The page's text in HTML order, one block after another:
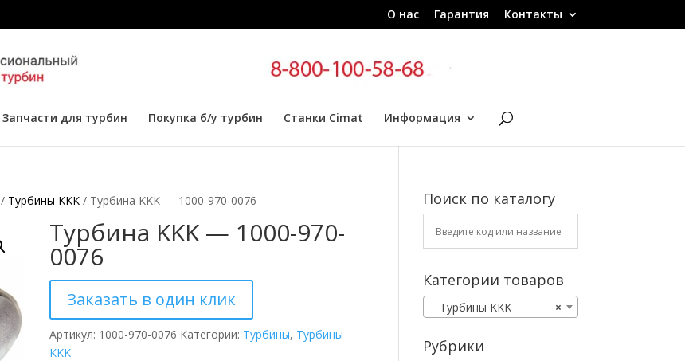
О нас Гарантия Контакты
Запчасти для турбин Покупка б/у турбин Станки Cimat Информация
/ Турбины KKK / Турбина KKK — 1000-970-0076
Турбина KKK — 1000-970-
0076
Заказать в один клик
Артикул: 1000-970-0076 Категории: Турбины, Турбины
KKK
Поиск по каталогу
Категории товаров
×
Турбины KKK
Рубрики